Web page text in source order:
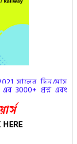
সালের দিন/মাস
3000+ প্রশ্ন এবং